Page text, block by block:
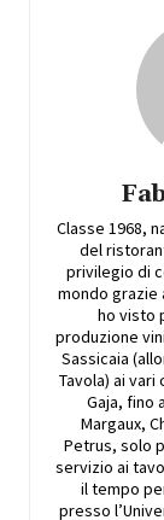
Classe 1968,
del
privilegio di
mondo grazie
ho visto
produzione
Sassicaia
Tavola) ai
Gaja, fino
Margaux,
Petrus, solo
servizio ai
il tempo
presso